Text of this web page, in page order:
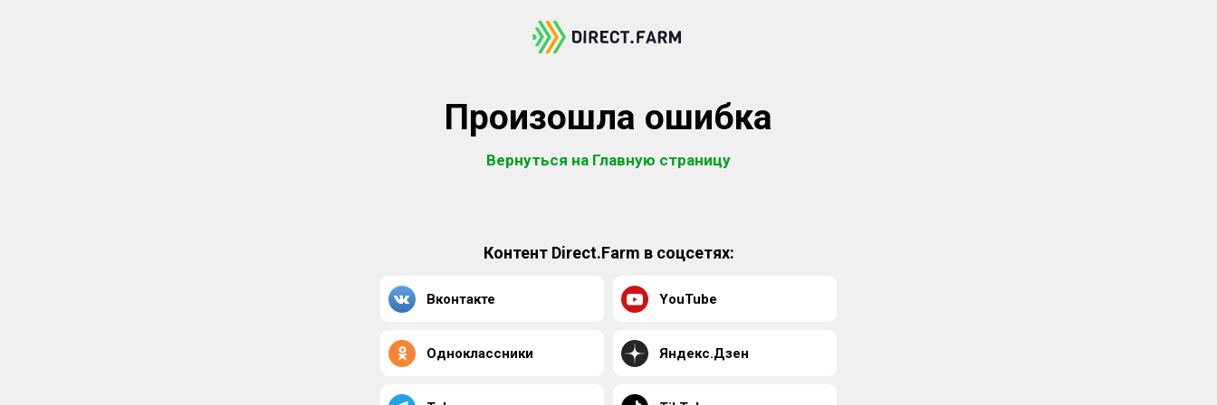
Произошла ошибка
Вернуться на Главную страницу
Контент Direct.Farm в соцсетях:
Вконтакте YouTube
Одноклассники Яндекс.Дзен